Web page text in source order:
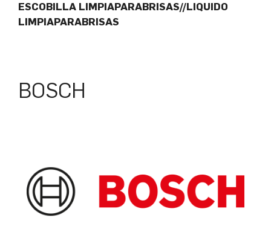
ESCOBILLA LIMPIAPARABRISAS//LIQUIDO
LIMPIAPARABRISAS
BOSCH